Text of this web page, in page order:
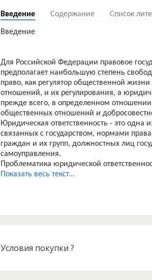
Введение Содержание Список
Введение
Для Российской Федерации правовое
предполагает наибольшую степень
право, как регулятор общественной
отношений, и их регулирования, а
прежде всего, в определенном
общественных отношений и
Юридическая ответственность - это
связанных с государством, нормами
граждан и их групп, должностных лиц
самоуправления.
Проблематика юридической
теорией государства и права. Раскрытию
Показать весь текст...
Условия покупки ?